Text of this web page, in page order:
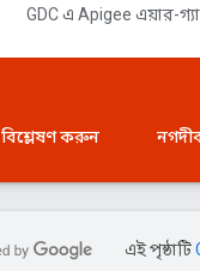
GDC এ Apigee এয়ার-
বিশ্লেষণ করুন
এই পৃষ্ঠাটি